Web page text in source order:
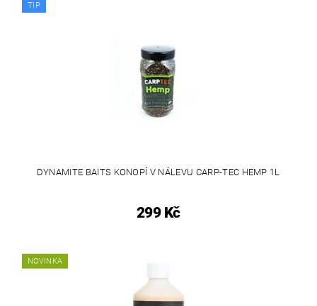
TIP
DYNAMITE BAITS KONOPÍ V NÁLEVU CARP-TEC HEMP 1L
299 Kč
NOVINKA